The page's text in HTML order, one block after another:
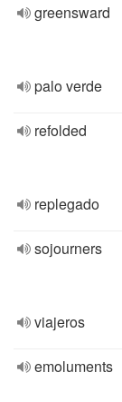
greensward
palo verde
refolded
replegado
sojourners
viajeros
emoluments